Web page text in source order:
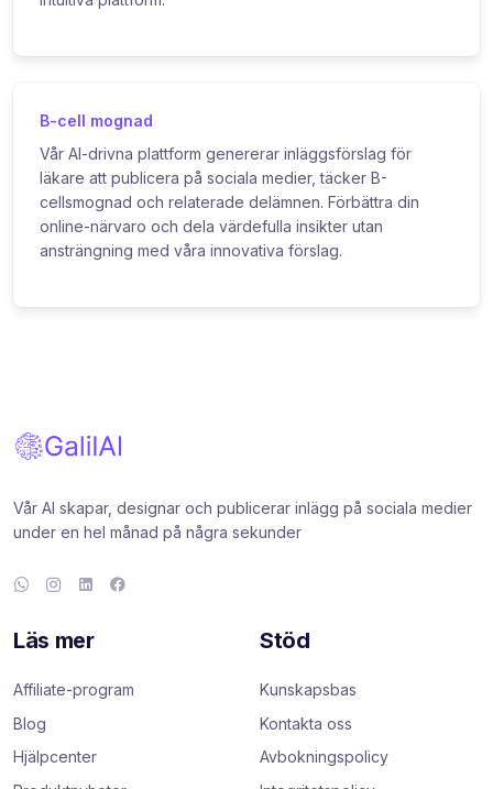
B-cell mognad
Vår AI-drivna plattform genererar inläggsförslag för
läkare att publicera på sociala medier, täcker B-
cellsmognad och relaterade delämnen. Förbättra din
online-närvaro och dela värdefulla insikter utan
ansträngning med våra innovativa förslag.
Vår AI skapar, designar och publicerar inlägg på sociala medier
under en hel månad på några sekunder
Läs mer
Affiliate-program
Blog
Hjälpcenter
Stöd
Kunskapsbas
Kontakta oss
Avbokningspolicy